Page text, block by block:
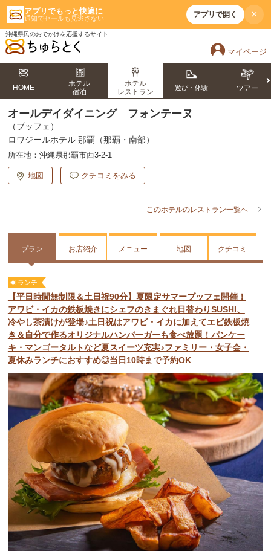
アプリでもっと快適に
通知でセールも見逃さない アプリで開く ×
沖縄県民のおでかけを応援するサイト
マイページ
HOME
ホテル
宿泊
ホテル
レストラン
遊び・体験 ツアー
オールデイダイニング フォンテーヌ
（ブッフェ）
ロワジールホテル 那覇（那覇・南部）
所在地： 沖縄県那覇市西3-2-1
地図 クチコミをみる
このホテルのレストラン一覧へ
プラン お店紹介 メニュー 地図 クチコミ
【平日時間無制限＆土日祝90分】夏限定サマーブッフェ開催！
アワビ・イカの鉄板焼きにシェフのきまぐれ日替わりSUSHI、
冷やし茶漬けが登場♪土日祝はアワビ・イカに加えてエビ鉄板焼
き＆自分で作るオリジナルハンバーガーも食べ放題！パンケー
キ・マンゴータルトなど夏スイーツ充実♪ファミリー・女子会・
夏休みランチにおすすめ◎当日10時まで予約OK